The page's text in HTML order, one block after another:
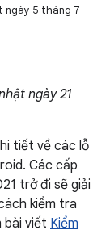
ngày 5 tháng 7
ngày 21
tiết về các lỗ
Các cấp
trở đi sẽ giải
kiểm tra
bài viết Kiểm